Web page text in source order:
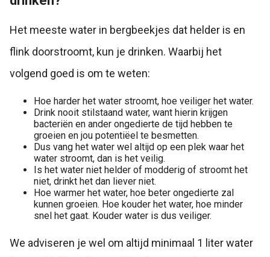
Het meeste water in bergbeekjes dat helder is en
flink doorstroomt, kun je drinken. Waarbij het
volgend goed is om te weten:
Hoe harder het water stroomt, hoe veiliger het water.
Drink nooit stilstaand water, want hierin krijgen
bacteriën en ander ongedierte de tijd hebben te
groeien en jou potentiëel te besmetten.
Dus vang het water wel altijd op een plek waar het
water stroomt, dan is het veilig.
Is het water niet helder of modderig of stroomt het
niet, drinkt het dan liever niet.
Hoe warmer het water, hoe beter ongedierte zal
kunnen groeien. Hoe kouder het water, hoe minder
snel het gaat. Kouder water is dus veiliger.
We adviseren je wel om altijd minimaal 1 liter water